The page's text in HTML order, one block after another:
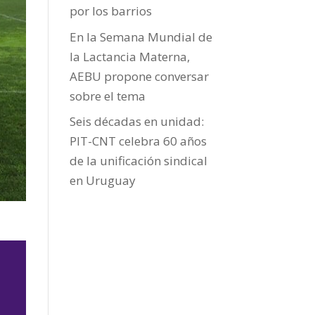
por los barrios
En la Semana Mundial de
la Lactancia Materna,
AEBU propone conversar
sobre el tema
Seis décadas en unidad:
PIT-CNT celebra 60 años
de la unificación sindical
en Uruguay